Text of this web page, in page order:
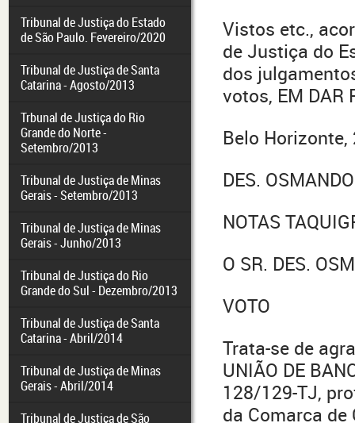
Tribunal de Justiça do Estado
de São Paulo. Fevereiro/2020
Tribunal de Justiça de Santa
Catarina - Agosto/2013
Trbunal de Justiça do Rio
Grande do Norte -
Setembro/2013
Tribunal de Justiça de Minas
Gerais - Setembro/2013
Tribunal de Justiça de Minas
Gerais - Junho/2013
Tribunal de Justiça do Rio
Grande do Sul - Dezembro/2013
Tribunal de Justiça de Santa
Catarina - Abril/2014
Tribunal de Justiça de Minas
Gerais - Abril/2014
Tribunal de Justiça de São
Vistos etc.,
de Justiça do
dos
votos, EM DAR
Belo
DES.
NOTAS
O SR. DES.
VOTO
Trata-se de
UNIÃO DE
128/129-TJ,
da Comarca